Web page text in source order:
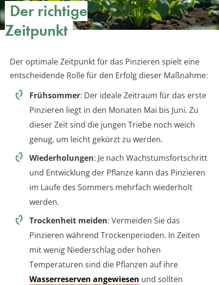
Der richtige
Zeitpunkt
Der optimale Zeitpunkt für das Pinzieren spielt eine
entscheidende Rolle für den Erfolg dieser Maßnahme:
Frühsommer: Der ideale Zeitraum für das erste
Pinzieren liegt in den Monaten Mai bis Juni. Zu
dieser Zeit sind die jungen Triebe noch weich
genug, um leicht gekürzt zu werden.
Wiederholungen: Je nach Wachstumsfortschritt
und Entwicklung der Pflanze kann das Pinzieren
im Laufe des Sommers mehrfach wiederholt
werden.
Trockenheit meiden: Vermeiden Sie das
Pinzieren während Trockenperioden. In Zeiten
mit wenig Niederschlag oder hohen
Temperaturen sind die Pflanzen auf ihre
Wasserreserven angewiesen und sollten